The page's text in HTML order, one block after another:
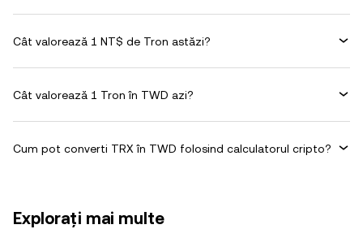
Cât valorează 1 NT$ de Tron astăzi?
Cât valorează 1 Tron în TWD azi?
Cum pot converti TRX în TWD folosind calculatorul cripto?
Explorați mai multe